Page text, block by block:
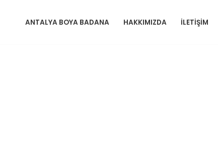
ANTALYA BOYA BADANA HAKKIMIZDA İLETIŞIM